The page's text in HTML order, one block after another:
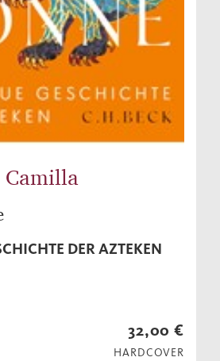
Camilla
DER AZTEKEN
32,00 €
HARDCOVER